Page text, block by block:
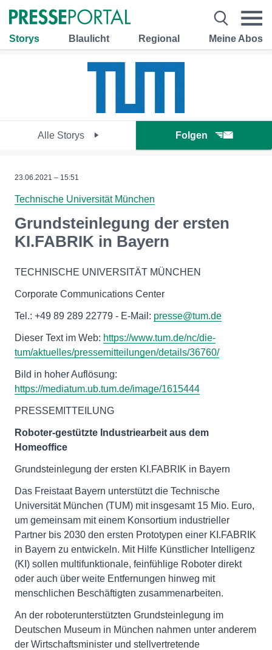
Storys Blaulicht Regional Meine Abos
Alle Storys Folgen
23.06.2021 – 15:51
Technische Universität München
Grundsteinlegung der ersten
KI.FABRIK in Bayern
TECHNISCHE UNIVERSITÄT MÜNCHEN
Corporate Communications Center
Tel.: +49 89 289 22779 - E-Mail: presse@tum.de
Dieser Text im Web: https://www.tum.de/nc/die-
tum/aktuelles/pressemitteilungen/details/36760/
Bild in hoher Auflösung:
https://mediatum.ub.tum.de/image/1615444
PRESSEMITTEILUNG
Roboter-gestützte Industriearbeit aus dem
Homeoffice
Grundsteinlegung der ersten KI.FABRIK in Bayern
Das Freistaat Bayern unterstützt die Technische
Universität München (TUM) mit insgesamt 15 Mio. Euro,
um gemeinsam mit einem Konsortium industrieller
Partner bis 2030 den ersten Prototypen einer KI.FABRIK
in Bayern zu entwickeln. Mit Hilfe Künstlicher Intelligenz
(KI) sollen multifunktionale, feinfühlige Roboter direkt
oder auch über weite Entfernungen hinweg mit
menschlichen Beschäftigten zusammenarbeiten.
An der roboterunterstützten Grundsteinlegung im
Deutschen Museum in München nahmen unter anderem
der Wirtschaftsminister und stellvertretende